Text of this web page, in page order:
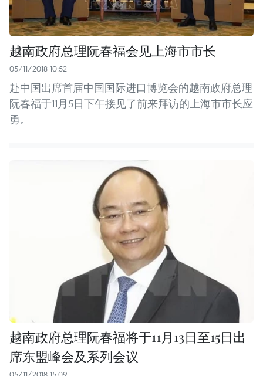
越南政府总理阮春福会见上海市市长
05/11/2018 10:52
赴中国出席首届中国国际进口博览会的越南政府总理
阮春福于11月5日下午接见了前来拜访的上海市市长应
勇。
越南政府总理阮春福将于11月13日至15日出
席东盟峰会及系列会议